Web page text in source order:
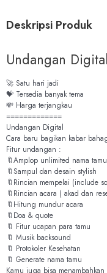
Deskripsi Produk
Undangan
🚀 Satu hari jadi
💝 Tersedia banyak tema
💸 Harga terjangkau
=============
Undangan Digital
Cara baru bagikan kabar
Fitur undangan :
🔖Amplop unlimited nama tamu
🔖Sampul dan desain stylish
🔖Rincian mempelai (include
🔖Rincian acara ( akad dan
🔖Hitung mundur acara
🔖Doa & quote
🔖 Fitur ucapan para tamu
🔖 Musik backsound
🔖 Protokoler Kesehatan
🔖 Generate nama tamu
Kamu juga bisa